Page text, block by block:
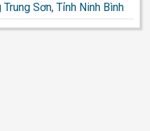
Sơn, Tỉnh Ninh Bình